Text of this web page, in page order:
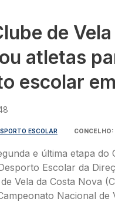
de
atletas
escolar
ESCOLAR CONCELHO
e última etapa do
Escolar da
Vela da Costa Nova
Nacional de